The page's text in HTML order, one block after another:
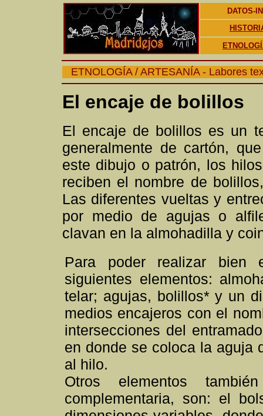
DATOS-
ETNOLOGÍA / ARTESANÍA - Labores
El encaje de bolillos
El encaje de bolillos es un
generalmente de cartón,
este dibujo o patrón, los
reciben el nombre de
Las diferentes vueltas y
por medio de agujas o
clavan en la almohadilla y
Para poder realizar bien
siguientes elementos:
telar; agujas, bolillos* y un
medios encajeros con el
intersecciones del
en donde se coloca la aguja
al hilo.
Otros elementos
complementaria, son: el